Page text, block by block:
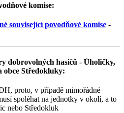
komise:
související povodňové komise -
dobrovolných hasičů - Úholičky,
obce Středokluky:
proto, v případě mimořádné
spoléhat na jednotky v okolí, a to
nebo Středokluk